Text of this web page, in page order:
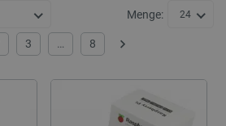
Menge: 24
3 … 8 Weiter